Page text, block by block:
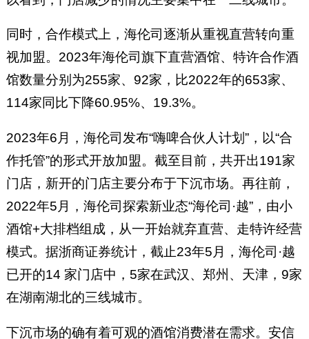
同时，合作模式上，海伦司逐渐从重视直营转向重
视加盟。2023年海伦司旗下直营酒馆、特许合作酒
馆数量分别为255家、92家，比2022年的653家、
114家同比下降60.95%、19.3%。
2023年6月，海伦司发布“嗨啤合伙人计划”，以“合
作托管”的形式开放加盟。截至目前，共开出191家
门店，新开的门店主要分布于下沉市场。再往前，
2022年5月，海伦司探索新业态“海伦司·越”，由小
酒馆+大排档组成，从一开始就弃直营、走特许经营
模式。据浙商证券统计，截止23年5月，海伦司·越
已开的14 家门店中，5家在武汉、郑州、天津，9家
在湖南湖北的三线城市。
下沉市场的确有着可观的酒馆消费潜在需求。安信